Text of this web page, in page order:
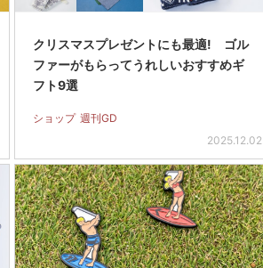
クリスマスプレゼントにも最適! ゴル
ファーがもらってうれしいおすすめギ
フト9選
ショップ 週刊GD
2025.12.02